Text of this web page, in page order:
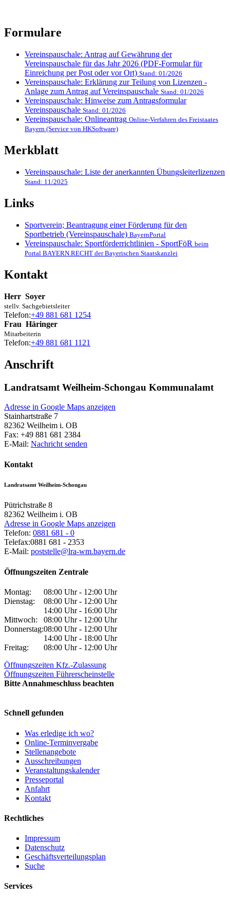
Formulare
Vereinspauschale: Antrag auf Gewährung der
Vereinspauschale für das Jahr 2026 (PDF-Formular für
Einreichung per Post oder vor Ort) Stand: 01/2026
Vereinspauschale: Erklärung zur Teilung von Lizenzen -
Anlage zum Antrag auf Vereinspauschale Stand: 01/2026
Vereinspauschale: Hinweise zum Antragsformular
Vereinspauschale Stand: 01/2026
Vereinspauschale: Onlineantrag Online-Verfahren des Freistaates
Bayern (Service von HKSoftware)
Merkblatt
Vereinspauschale: Liste der anerkannten Übungsleiterlizenzen
Stand: 11/2025
Links
Sportverein; Beantragung einer Förderung für den
Sportbetrieb (Vereinspauschale) BayernPortal
Vereinspauschale: Sportförderrichtlinien - SportFöR beim
Portal BAYERN.RECHT der Bayerischen Staatskanzlei
Kontakt
Herr Soyer
stellv. Sachgebietsleiter
Telefon:+49 881 681 1254
Frau Häringer
Mitarbeiterin
Telefon:+49 881 681 1121
Anschrift
Landratsamt Weilheim-Schongau Kommunalamt
Adresse in Google Maps anzeigen
Stainhartstraße 7
82362 Weilheim i. OB
Fax: +49 881 681 2384
E-Mail: Nachricht senden
Kontakt
Landratsamt Weilheim-Schongau
Pütrichstraße 8
82362 Weilheim i. OB
Adresse in Google Maps anzeigen
Telefon: 0881 681 - 0
Telefax:0881 681 - 2353
E-Mail: poststelle@lra-wm.bayern.de
Öffnungszeiten Zentrale
Montag:
08:00 Uhr - 12:00 Uhr
Dienstag:
08:00 Uhr - 12:00 Uhr
14:00 Uhr - 16:00 Uhr
Mittwoch:
08:00 Uhr - 12:00 Uhr
Donnerstag:08:00 Uhr - 12:00 Uhr
14:00 Uhr - 18:00 Uhr
Freitag:
08:00 Uhr - 12:00 Uhr
Öffnungszeiten Kfz.-Zulassung
Öffnungszeiten Führerscheinstelle
Bitte Annahmeschluss beachten
Schnell gefunden
Was erledige ich wo?
Online-Terminvergabe
Stellenangebote
Ausschreibungen
Veranstaltungskalender
Presseportal
Anfahrt
Kontakt
Rechtliches
Impressum
Datenschutz
Geschäftsverteilungsplan
Suche
Services